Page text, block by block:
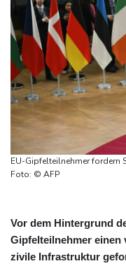
EU-Gipfelteilnehmer fordern
Foto: © AFP
Vor dem Hintergrund
Gipfelteilnehmer
zivile Infrastruktur